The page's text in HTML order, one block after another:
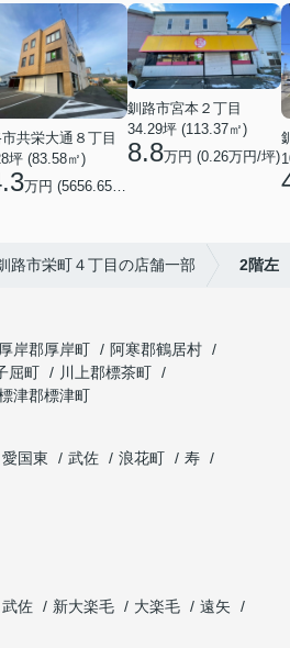
共栄大通８丁目
坪 (83.58㎡)
万円 (5656.65円/坪)
釧路市宮本２丁目
34.29坪 (113.37㎡)
8.8万円 (0.26万円/坪)
路市栄町４丁目の店舗一部 2階左
厚岸郡厚岸町
阿寒郡鶴居村
屈町
川上郡標茶町
津郡標津町
愛国東 武佐 浪花町
寿
武佐 新大楽毛 大楽毛
遠矢